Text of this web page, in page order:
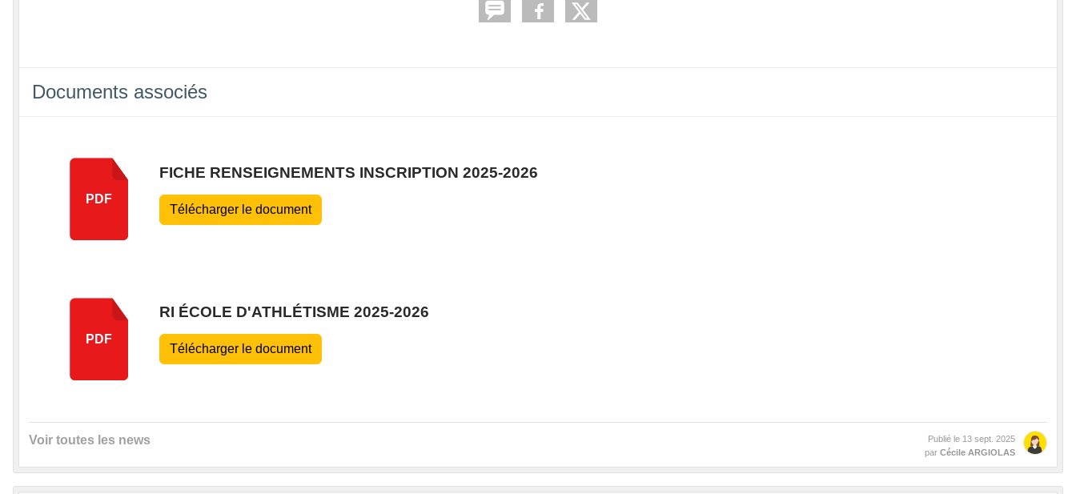
Documents associés
PDF
FICHE RENSEIGNEMENTS INSCRIPTION 2025-2026
Télécharger le document
PDF
RI ÉCOLE D'ATHLÉTISME 2025-2026
Télécharger le document
Voir toutes les news Publié le 13 sept. 2025
par Cécile ARGIOLAS